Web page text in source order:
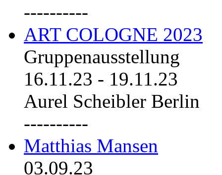
----------
ART COLOGNE 2023
Gruppenausstellung
16.11.23 - 19.11.23
Aurel Scheibler Berlin
----------
Matthias Mansen
03.09.23